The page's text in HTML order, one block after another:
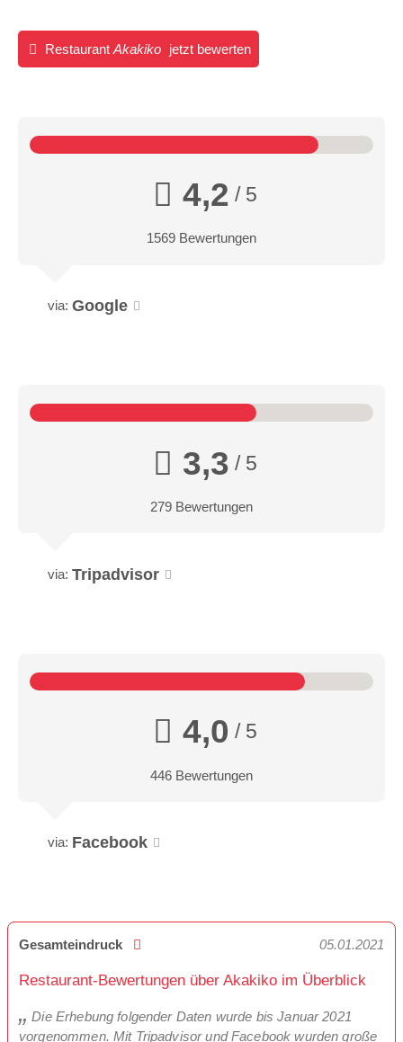
Restaurant Akakiko jetzt bewerten
4,2 / 5
1569 Bewertungen
via: Google
3,3 / 5
279 Bewertungen
via: Tripadvisor
4,0 / 5
446 Bewertungen
via: Facebook
Gesamteindruck 05.01.2021
Restaurant-Bewertungen über Akakiko im Überblick
Die Erhebung folgender Daten wurde bis Januar 2021
vorgenommen. Mit Tripadvisor und Facebook wurden große